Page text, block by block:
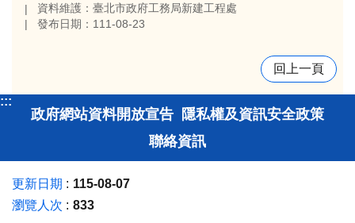
資料維護：臺北市政府工務局新建工程處
發布日期：111-08-23
回上一頁
:::
政府網站資料開放宣告 隱私權及資訊安全政策
聯絡資訊
更新日期
115-08-07
瀏覽人次
833